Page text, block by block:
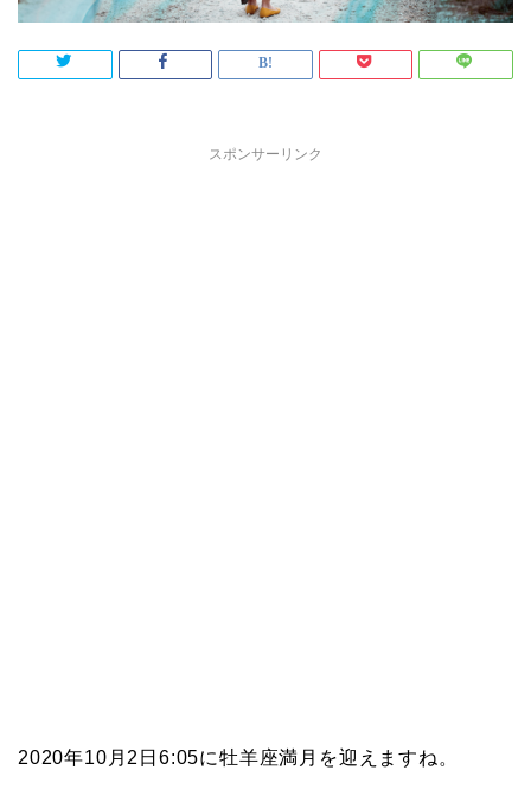
スポンサーリンク
2020年10月2日6:05に牡羊座満月を迎えますね。